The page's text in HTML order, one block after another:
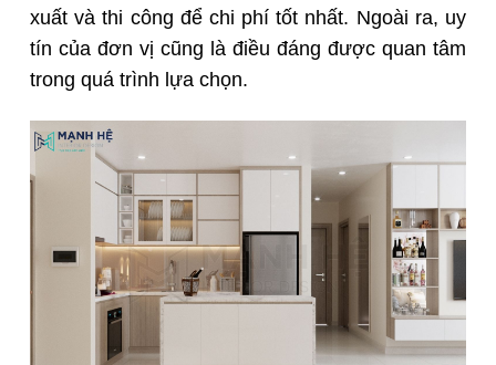
xuất và thi công để chi phí tốt nhất. Ngoài ra, uy
tín của đơn vị cũng là điều đáng được quan tâm
trong quá trình lựa chọn.